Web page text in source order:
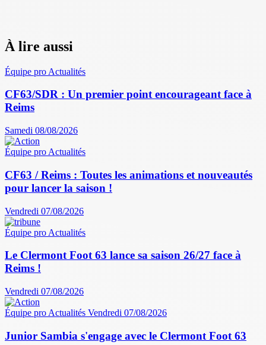
À lire aussi
Équipe pro Actualités
CF63/SDR : Un premier point encourageant face à
Reims
Samedi 08/08/2026
Équipe pro Actualités
CF63 / Reims : Toutes les animations et nouveautés
pour lancer la saison !
Vendredi 07/08/2026
Équipe pro Actualités
Le Clermont Foot 63 lance sa saison 26/27 face à
Reims !
Vendredi 07/08/2026
Équipe pro Actualités Vendredi 07/08/2026
Junior Sambia s'engage avec le Clermont Foot 63